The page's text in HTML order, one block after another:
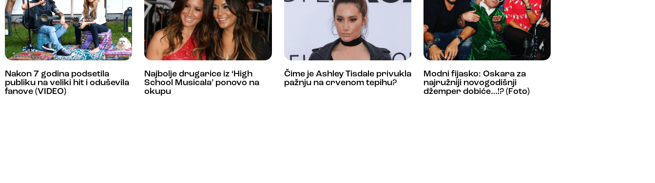
Nakon 7 godina podsetila
publiku na veliki hit i oduševila
fanove (VIDEO)
Najbolje drugarice iz ‘High
School Musicala’ ponovo na
okupu
Čime je Ashley Tisdale privukla
pažnju na crvenom tepihu?
Modni fijasko: Oskara za
najružniji novogodišnji
džemper dobiće…!? (Foto)